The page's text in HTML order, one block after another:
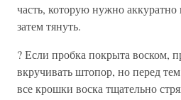
часть, которую нужно аккуратно
затем тянуть.
? Если пробка покрыта воском,
вкручивать штопор, но перед
все крошки воска тщательно